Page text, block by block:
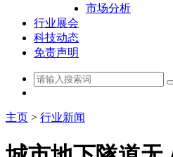
市场分析
行业展会
科技动态
免责声明
主页 > 行业新闻